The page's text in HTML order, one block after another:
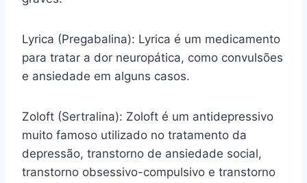
Lyrica (Pregabalina): Lyrica é um medicamento
para tratar a dor neuropática, como convulsões
e ansiedade em alguns casos.
Zoloft (Sertralina): Zoloft é um antidepressivo
muito famoso utilizado no tratamento da
depressão, transtorno de ansiedade social,
transtorno obsessivo-compulsivo e transtorno